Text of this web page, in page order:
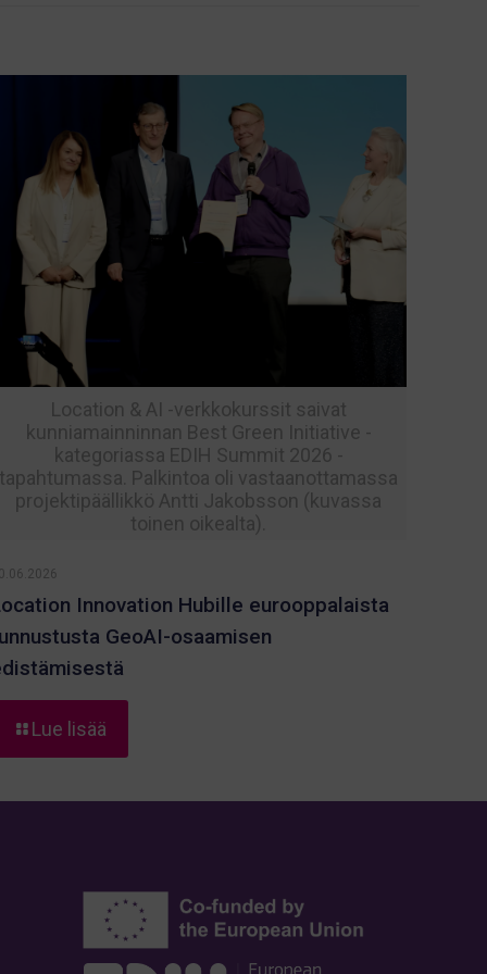
Location & AI -verkkokurssit saivat
kunniamainninnan Best Green Initiative -
kategoriassa EDIH Summit 2026 -
tapahtumassa. Palkintoa oli vastaanottamassa
projektipäällikkö Antti Jakobsson (kuvassa
toinen oikealta).
Innovation Hubille eurooppalaista
GeoAI-osaamisen
Lue lisää
Location
Hubille
osaamisen
edistämisestä